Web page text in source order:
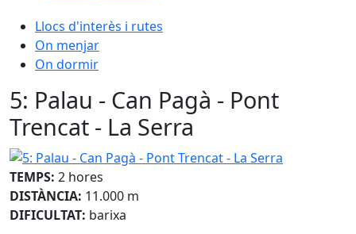
Llocs d'interès i rutes
On menjar
On dormir
5: Palau - Can Pagà - Pont
Trencat - La Serra
5: Palau - Can Pagà - Pont Trencat - La Serra
TEMPS: 2 hores
DISTÀNCIA: 11.000 m
DIFICULTAT: barixa